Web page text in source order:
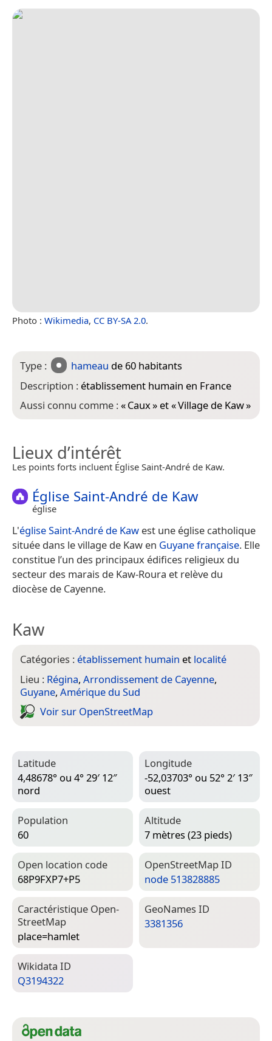
Photo : Wikimedia, CC BY-SA 2.0.
Type : hameau de 60 habitants
Description : établissement humain en France
Aussi connu comme :«Caux» et «Village de Kaw»
Lieux d’intérêt
Les points forts incluent Église Saint-André de Kaw.
Église Saint-André de Kaw
église
L'église Saint-André de Kaw est une église catholique
située dans le village de Kaw en Guyane française. Elle
constitue l’un des principaux édifices religieux du
secteur des marais de Kaw-Roura et relève du
diocèse de Cayenne.
Kaw
Catégories : établissement humain et localité
Lieu : Régina, Arrondissement de Cayenne,
Guyane, Amérique du Sud
Voir sur Open­Street­Map
Latitude
4,48678° ou 4° 29′ 12″
nord
Longitude
-52,03703° ou 52° 2′ 13″
ouest
Population
60
Altitude
7 mètres (23 pieds)
Open location code
68P9FXP7+P5
Open­Street­Map ID
node 513828885
Caractéristique Open­
Street­Map
place=­hamlet
Geo­Names ID
3381356
Wiki­data ID
Q3194322